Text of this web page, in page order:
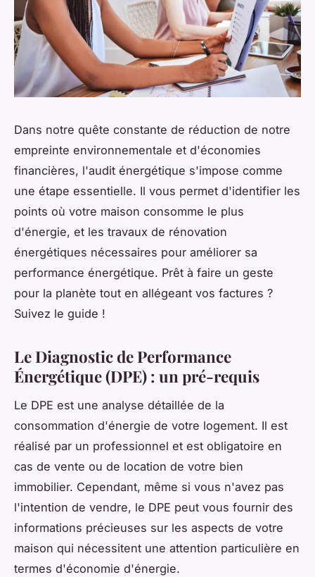
Dans notre quête constante de réduction de notre
empreinte environnementale et d'économies
financières, l'audit énergétique s'impose comme
une étape essentielle. Il vous permet d'identifier les
points où votre maison consomme le plus
d'énergie, et les travaux de rénovation
énergétiques nécessaires pour améliorer sa
performance énergétique. Prêt à faire un geste
pour la planète tout en allégeant vos factures ?
Suivez le guide !
Le Diagnostic de Performance
Énergétique (DPE) : un pré-requis
Le DPE est une analyse détaillée de la
consommation d'énergie de votre logement. Il est
réalisé par un professionnel et est obligatoire en
cas de vente ou de location de votre bien
immobilier. Cependant, même si vous n'avez pas
l'intention de vendre, le DPE peut vous fournir des
informations précieuses sur les aspects de votre
maison qui nécessitent une attention particulière en
termes d'économie d'énergie.